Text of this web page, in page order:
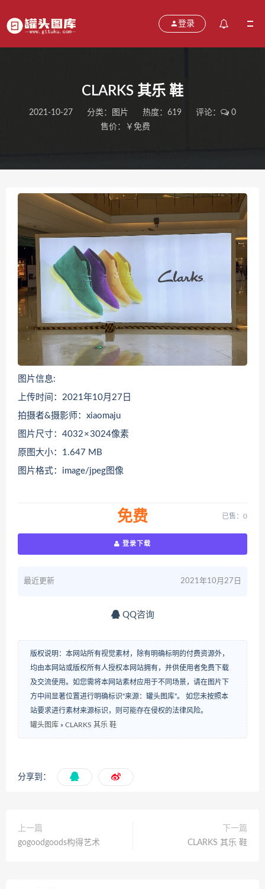
登录
CLARKS 其乐 鞋
2021-10-27 分类： 图片 热度：619 评论：
0
售价：￥免费
图片信息:
上传时间：2021年10月27日
拍摄者&摄影师：xiaomaju
图片尺寸：4032 × 3024像素
原图大小：1.647 MB
图片格式：image/jpeg图像
免费 已售：0
登录下载
最近更新 2021年10月27日
QQ咨询
版权说明：本网站所有视觉素材，除有明确标明的付费资源外，
均由本网站或版权所有人授权本网站拥有，并供使用者免费下载
及交流使用。如您需将本网站素材应用于不同场景，请在图片下
方中间显著位置进行明确标识“来源：罐头图库”。 如您未按照本
站要求进行素材来源标识，则可能存在侵权的法律风险。
罐头图库 » CLARKS 其乐 鞋
分享到：
上一篇
gogoodgoods构得艺术
下一篇
CLARKS 其乐 鞋